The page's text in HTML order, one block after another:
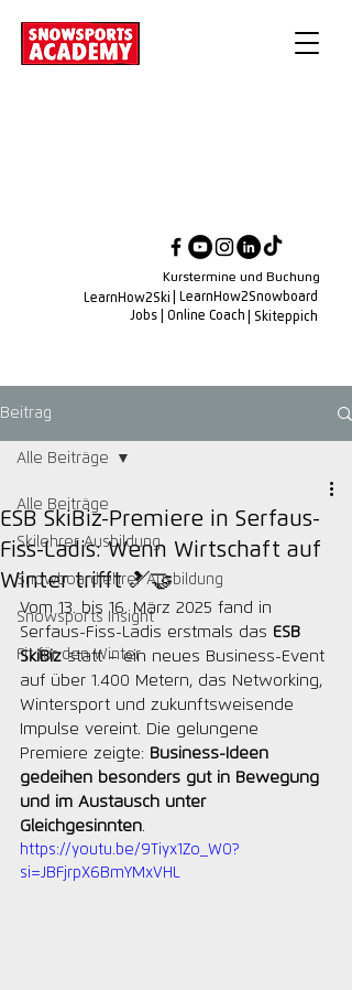
Kurstermine und Buchung
LearnHow2Ski
Jobs
| Skiteppich
| Online Coach
| LearnHow2Snowboard
Beitrag
Alle Beiträge
Skilehrer Ausbildung
Snowboardlehrer Ausbildung
Snowsports Insight
Fit für den Winter
Alle Beiträge
ESB SkiBiz-Premiere in Serfaus-
Fiss-Ladis: Wenn Wirtschaft auf
Winter trifft 🎿🤝
Vom 13. bis 16. März 2025 fand in
Serfaus-Fiss-Ladis erstmals das ESB
SkiBiz statt – ein neues Business-Event
auf über 1.400 Metern, das Networking,
Wintersport und zukunftsweisende
Impulse vereint. Die gelungene
Premiere zeigte: Business-Ideen
gedeihen besonders gut in Bewegung
und im Austausch unter
Gleichgesinnten.
https://youtu.be/9Tiyx1Zo_W0?
si=JBFjrpX6BmYMxVHL